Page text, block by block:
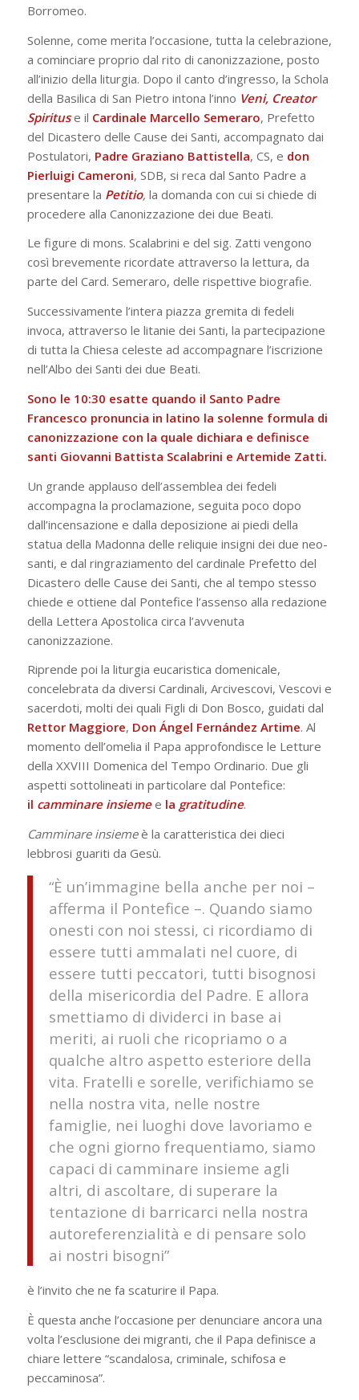
Borromeo.
Solenne, come merita l’occasione, tutta la celebrazione,
a cominciare proprio dal rito di canonizzazione, posto
all’inizio della liturgia. Dopo il canto d’ingresso, la Schola
della Basilica di San Pietro intona l’inno Veni, Creator
Spiritus e il Cardinale Marcello Semeraro, Prefetto
del Dicastero delle Cause dei Santi, accompagnato dai
Postulatori, Padre Graziano Battistella, CS, e don
Pierluigi Cameroni, SDB, si reca dal Santo Padre a
presentare la Petitio, la domanda con cui si chiede di
procedere alla Canonizzazione dei due Beati.
Le figure di mons. Scalabrini e del sig. Zatti vengono
così brevemente ricordate attraverso la lettura, da
parte del Card. Semeraro, delle rispettive biografie.
Successivamente l’intera piazza gremita di fedeli
invoca, attraverso le litanie dei Santi, la partecipazione
di tutta la Chiesa celeste ad accompagnare l’iscrizione
nell’Albo dei Santi dei due Beati.
Sono le 10:30 esatte quando il Santo Padre
Francesco pronuncia in latino la solenne formula di
canonizzazione con la quale dichiara e definisce
santi Giovanni Battista Scalabrini e Artemide Zatti.
Un grande applauso dell’assemblea dei fedeli
accompagna la proclamazione, seguita poco dopo
dall’incensazione e dalla deposizione ai piedi della
statua della Madonna delle reliquie insigni dei due neo-
santi, e dal ringraziamento del cardinale Prefetto del
Dicastero delle Cause dei Santi, che al tempo stesso
chiede e ottiene dal Pontefice l’assenso alla redazione
della Lettera Apostolica circa l’avvenuta
canonizzazione.
Riprende poi la liturgia eucaristica domenicale,
concelebrata da diversi Cardinali, Arcivescovi, Vescovi e
sacerdoti, molti dei quali Figli di Don Bosco, guidati dal
Rettor Maggiore, Don Ángel Fernández Artime. Al
momento dell’omelia il Papa approfondisce le Letture
della XXVIII Domenica del Tempo Ordinario. Due gli
aspetti sottolineati in particolare dal Pontefice:
il camminare insieme e la gratitudine.
Camminare insiemeè la caratteristica dei dieci
lebbrosi guariti da Gesù.
“È un’immagine bella anche per noi –
afferma il Pontefice –. Quando siamo
onesti con noi stessi, ci ricordiamo di
essere tutti ammalati nel cuore, di
essere tutti peccatori, tutti bisognosi
della misericordia del Padre. E allora
smettiamo di dividerci in base ai
meriti, ai ruoli che ricopriamo o a
qualche altro aspetto esteriore della
vita. Fratelli e sorelle, verifichiamo se
nella nostra vita, nelle nostre
famiglie, nei luoghi dove lavoriamo e
che ogni giorno frequentiamo, siamo
capaci di camminare insieme agli
altri, di ascoltare, di superare la
tentazione di barricarci nella nostra
autoreferenzialità e di pensare solo
ai nostri bisogni”
è l’invito che ne fa scaturire il Papa.
È questa anche l’occasione per denunciare ancora una
volta l’esclusione dei migranti, che il Papa definisce a
chiare lettere “scandalosa, criminale, schifosa e
peccaminosa”.